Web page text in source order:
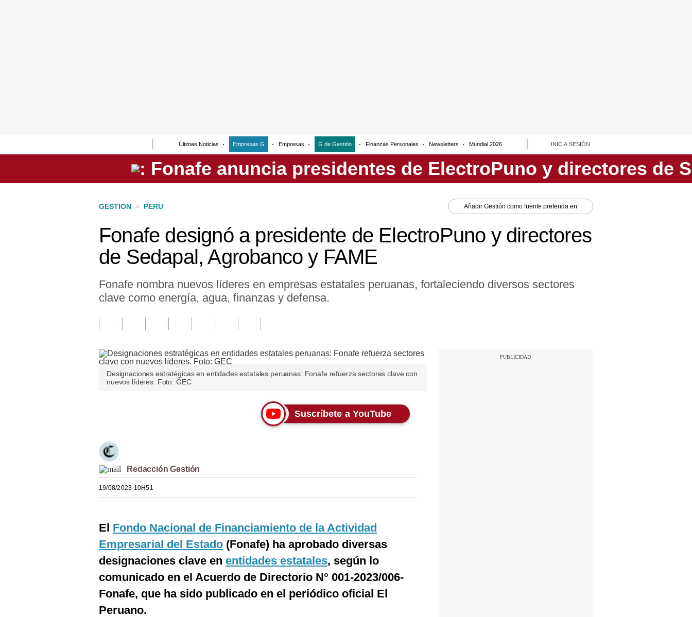
Últimas Noticias Empresas G Empresas G de Gestión Finanzas Personales Newsletters Mundial 2026 INICIA SESIÓN
Perú
GESTION > PERU Añadir Gestión como fuente preferida en
Fonafe designó a presidente de ElectroPuno y directores
de Sedapal, Agrobanco y FAME
Fonafe nombra nuevos líderes en empresas estatales peruanas, fortaleciendo diversos sectores
clave como energía, agua, finanzas y defensa.
Designaciones estratégicas en entidades estatales peruanas: Fonafe refuerza sectores clave con
nuevos líderes. Foto: GEC
Suscríbete a YouTube
Redacción Gestión
19/08/2023 10H51
El Fondo Nacional de Financiamiento de la Actividad
Empresarial del Estado (Fonafe) ha aprobado diversas
designaciones clave en entidades estatales, según lo
comunicado en el Acuerdo de Directorio N° 001-2023/006-
Fonafe, que ha sido publicado en el periódico oficial El
Peruano.